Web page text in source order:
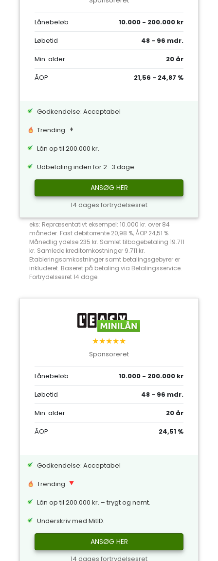
Lånebeløb
10.000 - 200.000 kr
Løbetid
48 - 96 mdr.
Min. alder
20 år
ÅOP
21,56 - 24,87 %
Godkendelse: Acceptabel
Trending
Lån op til 200.000 kr.
Udbetaling inden for 2–3 dage.
ANSØG HER
14 dages fortrydelsesret
eks: Repræsentativt eksempel: 10.000 kr. over 84
måneder. Fast debitorrente 20,98 %, ÅOP 24,51 %.
Månedlig ydelse 235 kr. Samlet tilbagebetaling 19.711
kr. Samlede kreditomkostninger 9.711 kr.
Etableringsomkostninger samt betalingsgebyrer er
inkluderet. Baseret på betaling via Betalingsservice.
Fortrydelsesret 14 dage.
★★★★★
Sponsoreret
Lånebeløb
10.000 - 200.000 kr
Løbetid
48 - 96 mdr.
Min. alder
20 år
ÅOP
24,51 %
Godkendelse: Acceptabel
Trending
Lån op til 200.000 kr. – trygt og nemt.
Underskriv med MitID.
ANSØG HER
14 dages fortrydelsesret